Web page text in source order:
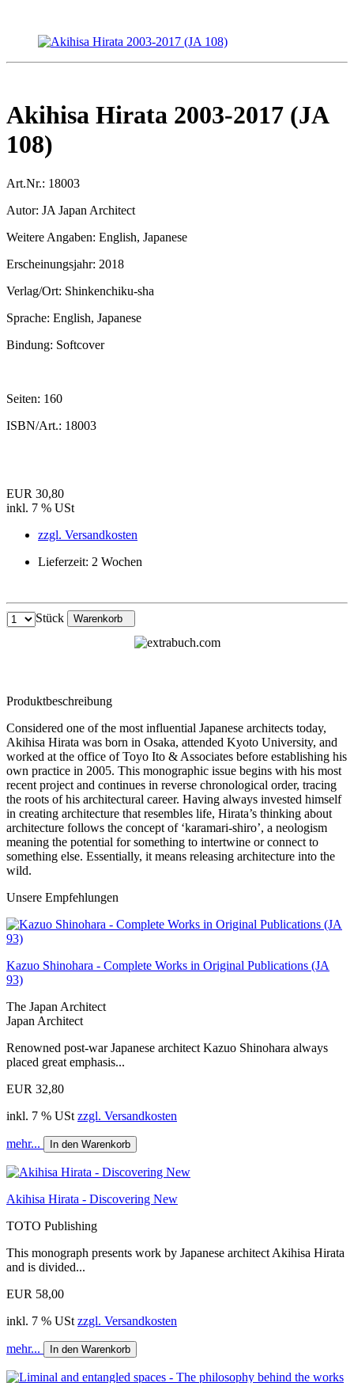
Akihisa Hirata 2003-2017 (JA
108)
Art.Nr.: 18003
Autor: JA Japan Architect
Weitere Angaben: English, Japanese
Erscheinungsjahr: 2018
Verlag/Ort: Shinkenchiku-sha
Sprache: English, Japanese
Bindung: Softcover
Seiten: 160
ISBN/Art.: 18003
EUR 30,80
inkl. 7 % USt
zzgl. Versandkosten
Lieferzeit: 2 Wochen
Stück Warenkorb
Produktbeschreibung
Considered one of the most influential Japanese architects today,
Akihisa Hirata was born in Osaka, attended Kyoto University, and
worked at the office of Toyo Ito & Associates before establishing his
own practice in 2005. This monographic issue begins with his most
recent project and continues in reverse chronological order, tracing
the roots of his architectural career. Having always invested himself
in creating architecture that resembles life, Hirata’s thinking about
architecture follows the concept of ‘karamari-shiro’, a neologism
meaning the potential for something to intertwine or connect to
something else. Essentially, it means releasing architecture into the
wild.
Unsere Empfehlungen
Kazuo Shinohara - Complete Works in Original Publications (JA
93)
The Japan Architect
Japan Architect
Renowned post-war Japanese architect Kazuo Shinohara always
placed great emphasis...
EUR 32,80
inkl. 7 % USt zzgl. Versandkosten
mehr... In den Warenkorb
Akihisa Hirata - Discovering New
TOTO Publishing
This monograph presents work by Japanese architect Akihisa Hirata
and is divided...
EUR 58,00
inkl. 7 % USt zzgl. Versandkosten
mehr... In den Warenkorb